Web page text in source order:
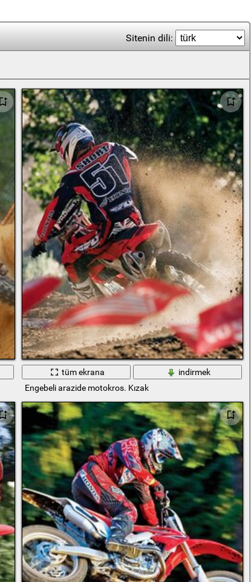
Sitenin dili:
tüm ekrana
indirmek
Engebeli arazide motokros. Kızak